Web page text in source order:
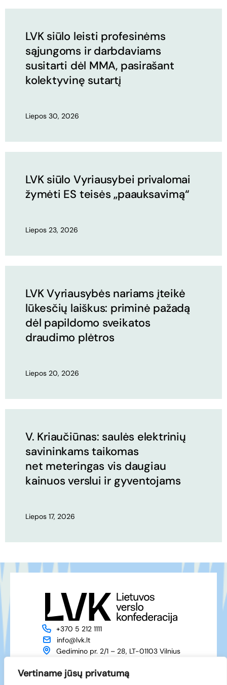
Vertiname jūsų privatumą
LVK siūlo leisti profesinėms
sąjungoms ir darbdaviams
susitarti dėl MMA, pasirašant
kolektyvinę sutartį
Liepos 30, 2026
LVK siūlo Vyriausybei privalomai
žymėti ES teisės „paauksavimą“
Liepos 23, 2026
LVK Vyriausybės nariams įteikė
lūkesčių laiškus: priminė pažadą
dėl papildomo sveikatos
draudimo plėtros
Liepos 20, 2026
V. Kriaučiūnas: saulės elektrinių
savininkams taikomas
net meteringas vis daugiau
kainuos verslui ir gyventojams
Liepos 17, 2026
+370 5 212 1111
info@lvk.lt
Gedimino pr. 2/1 – 28, LT-01103 Vilnius
Naujienos
Renginiai